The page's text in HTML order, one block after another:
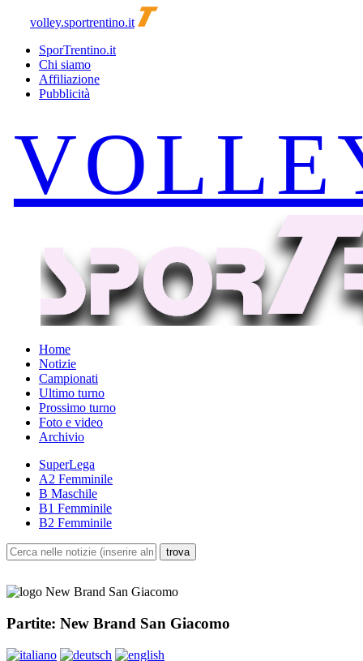
volley.sportrentino.it
SporTrentino.it
Chi siamo
Affiliazione
Pubblicità
Home
Notizie
Campionati
Ultimo turno
Prossimo turno
Foto e video
Archivio
SuperLega
A2 Femminile
B Maschile
B1 Femminile
B2 Femminile
Partite: New Brand San Giacomo